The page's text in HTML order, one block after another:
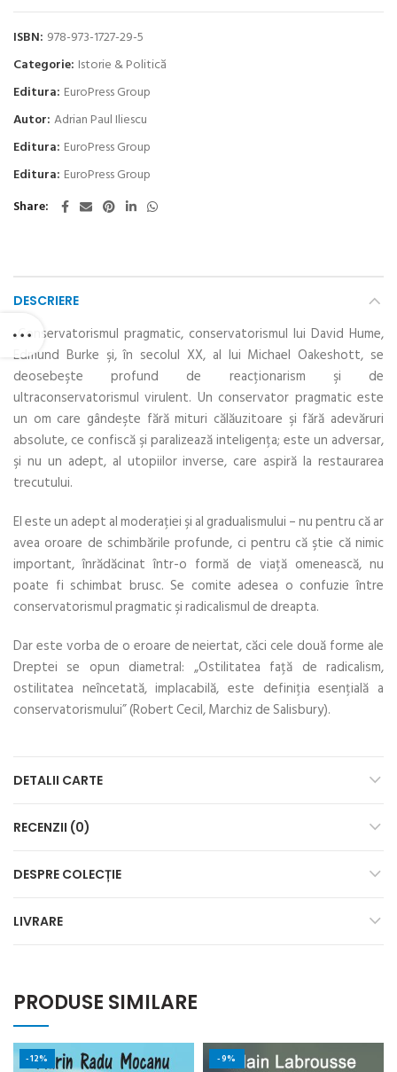
ISBN: 978-973-1727-29-5
Categorie: Istorie & Politică
Editura: EuroPress Group
Autor: Adrian Paul Iliescu
Editura: EuroPress Group
Editura: EuroPress Group
Share
DESCRIERE
„Conservatorismul pragmatic, conservatorismul lui David Hume,
Edmund Burke şi, în secolul XX, al lui Michael Oakeshott, se
deosebeşte profund de reacţionarism şi de
ultraconservatorismul virulent. Un conservator pragmatic este
un om care gândeşte fără mituri călăuzitoare şi fără adevăruri
absolute, ce confiscă şi paralizează inteligenţa; este un adversar,
şi nu un adept, al utopiilor inverse, care aspiră la restaurarea
trecutului.
El este un adept al moderaţiei şi al gradualismului – nu pentru că ar
avea oroare de schimbările profunde, ci pentru că ştie că nimic
important, înrădăcinat într-o formă de viaţă omenească, nu
poate fi schimbat brusc. Se comite adesea o confuzie între
conservatorismul pragmatic şi radicalismul de dreapta.
Dar este vorba de o eroare de neiertat, căci cele două forme ale
Dreptei se opun diametral: „Ostilitatea faţă de radicalism,
ostilitatea neîncetată, implacabilă, este definiţia esenţială a
conservatorismului” (Robert Cecil, Marchiz de Salisbury).
DETALII CARTE
RECENZII (0)
DESPRE COLECȚIE
LIVRARE
PRODUSE SIMILARE
-12% -9%